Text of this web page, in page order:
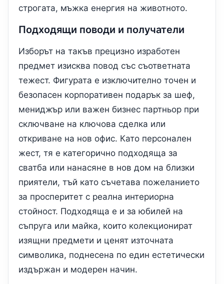
строгата, мъжка енергия на животното.
Подходящи поводи и получатели
Изборът на такъв прецизно изработен
предмет изисква повод със съответната
тежест. Фигурата е изключително точен и
безопасен корпоративен подарък за шеф,
мениджър или важен бизнес партньор при
сключване на ключова сделка или
откриване на нов офис. Като персонален
жест, тя е категорично подходяща за
сватба или нанасяне в нов дом на близки
приятели, тъй като съчетава пожеланието
за просперитет с реална интериорна
стойност. Подходяща е и за юбилей на
съпруга или майка, които колекционират
изящни предмети и ценят източната
символика, поднесена по един естетически
издържан и модерен начин.